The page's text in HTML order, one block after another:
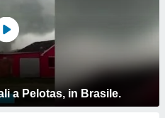
a Pelotas, in Brasile.